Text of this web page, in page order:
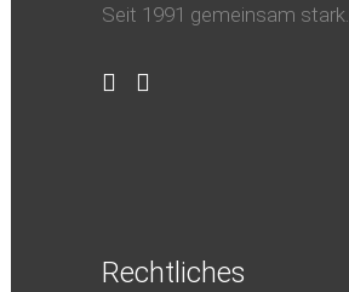
Seit 1991 gemeinsam stark.
Rechtliches